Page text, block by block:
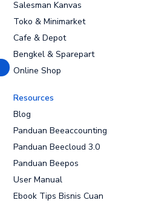
Salesman Kanvas
Toko & Minimarket
Cafe & Depot
Bengkel & Sparepart
Online Shop
Resources
Blog
Panduan Beeaccounting
Panduan Beecloud 3.0
Panduan Beepos
User Manual
Ebook Tips Bisnis Cuan